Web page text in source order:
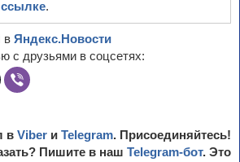
ссылке.
в Яндекс.Новости
с друзьями в соцсетях:
в Viber и Telegram. Присоединяйтесь!
Пишите в наш Telegram-бот. Это